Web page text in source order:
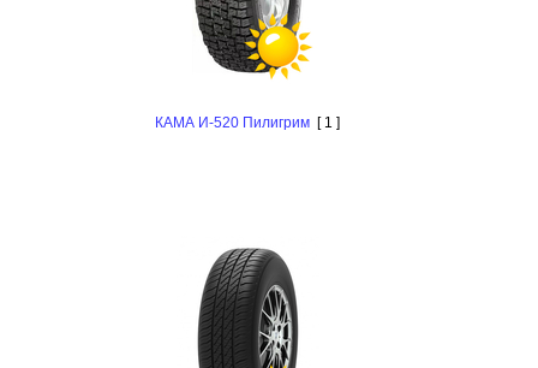
КАМА И-520 Пилигрим [ 1 ]